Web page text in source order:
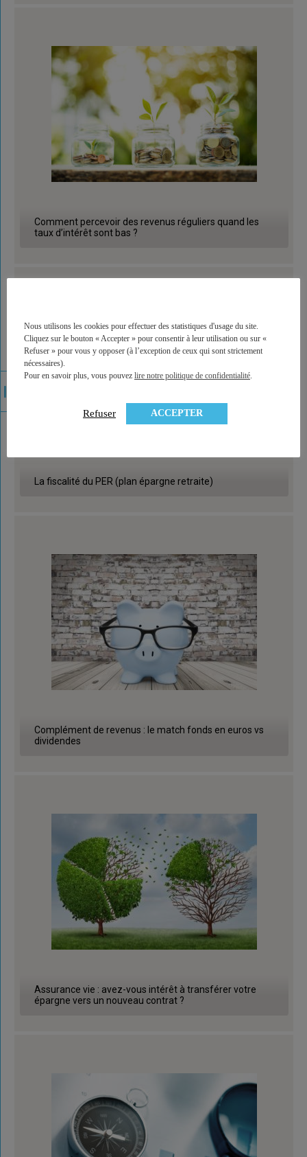
Comment percevoir des revenus réguliers quand les
taux d’intérêt sont bas ?
La fiscalité du PER (plan épargne retraite)
Complément de revenus : le match fonds en euros vs
dividendes
Assurance vie : avez-vous intérêt à transférer votre
épargne vers un nouveau contrat ?
Nous utilisons les cookies pour effectuer des statistiques d'usage du site.
Cliquez sur le bouton « Accepter » pour consentir à leur utilisation ou sur «
Refuser » pour vous y opposer (à l’exception de ceux qui sont strictement
nécessaires).
Pour en savoir plus, vous pouvez lire notre politique de confidentialité
Refuser ACCEPTER